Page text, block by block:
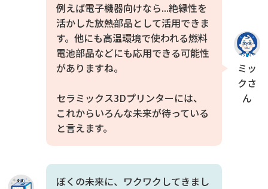
ミッ
クさ
ん
例えば電子機器向けなら...絶縁性を
活かした放熱部品として活用できま
す。他にも高温環境で使われる燃料
電池部品などにも応用できる可能性
がありますね。
セラミックス3Dプリンターには、
これからいろんな未来が待っている
と言えます。
ぼくの未来に、ワクワクしてきまし